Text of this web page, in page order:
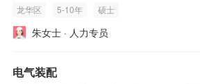
龙华区 5-10年 硕士
朱女士 · 人力专员
电气装配